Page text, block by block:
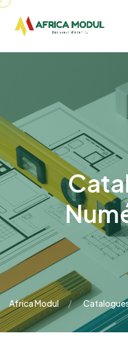
Africa Modul